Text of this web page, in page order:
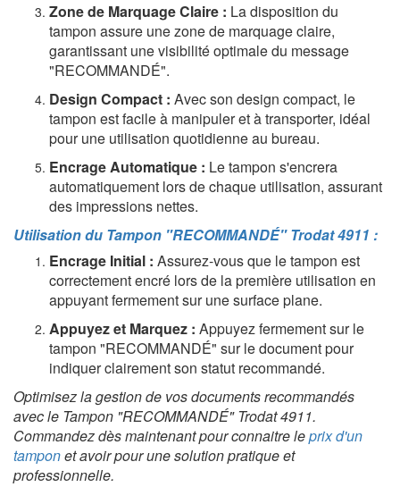
Zone de Marquage Claire : La disposition du
tampon assure une zone de marquage claire,
garantissant une visibilité optimale du message
"RECOMMANDÉ".
Design Compact : Avec son design compact, le
tampon est facile à manipuler et à transporter, idéal
pour une utilisation quotidienne au bureau.
Encrage Automatique : Le tampon s'encrera
automatiquement lors de chaque utilisation, assurant
des impressions nettes.
Utilisation du Tampon "RECOMMANDÉ" Trodat 4911 :
Encrage Initial : Assurez-vous que le tampon est
correctement encré lors de la première utilisation en
appuyant fermement sur une surface plane.
Appuyez et Marquez : Appuyez fermement sur le
tampon "RECOMMANDÉ" sur le document pour
indiquer clairement son statut recommandé.
Optimisez la gestion de vos documents recommandés
avec le Tampon "RECOMMANDÉ" Trodat 4911.
Commandez dès maintenantpour connaitre leprix d'un
tamponet avoirpour une solution pratique et
professionnelle.